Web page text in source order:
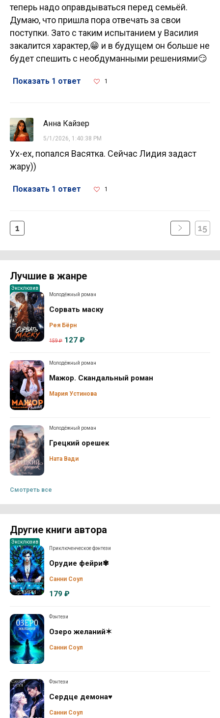
теперь надо оправдываться перед семьёй.
Думаю, что пришла пора отвечать за свои
поступки. Зато с таким испытанием у Василия
закалится характер,😁 и в будущем он больше не
будет спешить с необдуманными решениями😏
Показать 1 ответ 1
Анна Кайзер
5/1/2026, 1:40:38 PM
Ух-ех, попался Васятка. Сейчас Лидия задаст
жару))
Показать 1 ответ 1
1 15
Лучшие в жанре
Эксклюзив
Молодёжный роман
Сорвать маску
Рея Бёрн
159 ₽ 127 ₽
Молодёжный роман
Мажор. Скандальный роман
Мария Устинова
Молодёжный роман
Грецкий орешек
Ната Вади
Смотреть все
Другие книги автора
Эксклюзив
Приключенческое фэнтези
Орудие фейри✾
Санни Соул
179 ₽
Фэнтези
Озеро желаний✶
Санни Соул
Фэнтези
Сердце демона♥
Санни Соул